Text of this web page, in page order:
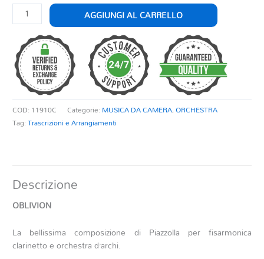
OBLIVION
PER
FISARMONICA
CLARINETTO
E
ARCHI
quantità
AGGIUNGI AL CARRELLO
COD: 11910C Categorie: MUSICA DA CAMERA,ORCHESTRA
Tag:Trascrizioni e Arrangiamenti
Descrizione
OBLIVION
La bellissima composizione di Piazzolla per fisarmonica
clarinetto e orchestra d’archi.